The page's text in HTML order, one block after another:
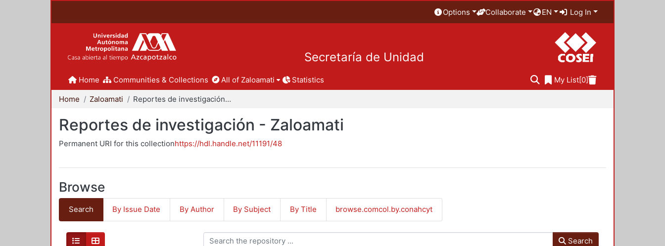
Options Collaborate EN Log In
Secretaría de Unidad
Home Communities & Collections All of Zaloamati Statistics My List[0]
Home Zaloamati Reportes de investigación - Zaloamati
Reportes de investigación - Zaloamati
Permanent URI for this collectionhttps://hdl.handle.net/11191/48
Browse
Search By Issue Date By Author By Subject By Title browse.comcol.by.conahcyt
Search